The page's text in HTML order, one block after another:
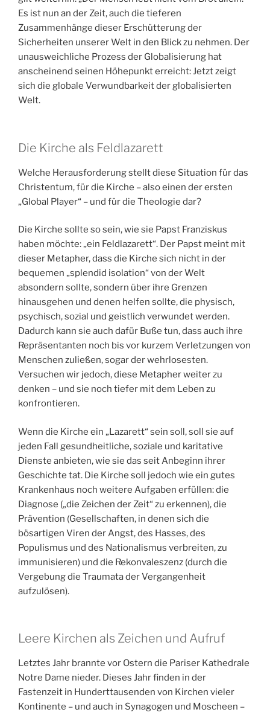
Es ist nun an der Zeit, auch die tieferen
Zusammenhänge dieser Erschütterung der
Sicherheiten unserer Welt in den Blick zu nehmen. Der
unausweichliche Prozess der Globalisierung hat
anscheinend seinen Höhepunkt erreicht: Jetzt zeigt
sich die globale Verwundbarkeit der globalisierten
Welt.
Die Kirche als Feldlazarett
Welche Herausforderung stellt diese Situation für das
Christentum, für die Kirche – also einen der ersten
„Global Player“ – und für die Theologie dar?
Die Kirche sollte so sein, wie sie Papst Franziskus
haben möchte: „ein Feldlazarett“. Der Papst meint mit
dieser Metapher, dass die Kirche sich nicht in der
bequemen „splendid isolation“ von der Welt
absondern sollte, sondern über ihre Grenzen
hinausgehen und denen helfen sollte, die physisch,
psychisch, sozial und geistlich verwundet werden.
Dadurch kann sie auch dafür Buße tun, dass auch ihre
Repräsentanten noch bis vor kurzem Verletzungen von
Menschen zuließen, sogar der wehrlosesten.
Versuchen wir jedoch, diese Metapher weiter zu
denken – und sie noch tiefer mit dem Leben zu
konfrontieren.
Wenn die Kirche ein „Lazarett“ sein soll, soll sie auf
jeden Fall gesundheitliche, soziale und karitative
Dienste anbieten, wie sie das seit Anbeginn ihrer
Geschichte tat. Die Kirche soll jedoch wie ein gutes
Krankenhaus noch weitere Aufgaben erfüllen: die
Diagnose („die Zeichen der Zeit“ zu erkennen), die
Prävention (Gesellschaften, in denen sich die
bösartigen Viren der Angst, des Hasses, des
Populismus und des Nationalismus verbreiten, zu
immunisieren) und die Rekonvaleszenz (durch die
Vergebung die Traumata der Vergangenheit
aufzulösen).
Leere Kirchen als Zeichen und Aufruf
Letztes Jahr brannte vor Ostern die Pariser Kathedrale
Notre Dame nieder. Dieses Jahr finden in der
Fastenzeit in Hunderttausenden von Kirchen vieler
Kontinente – und auch in Synagogen und Moscheen –